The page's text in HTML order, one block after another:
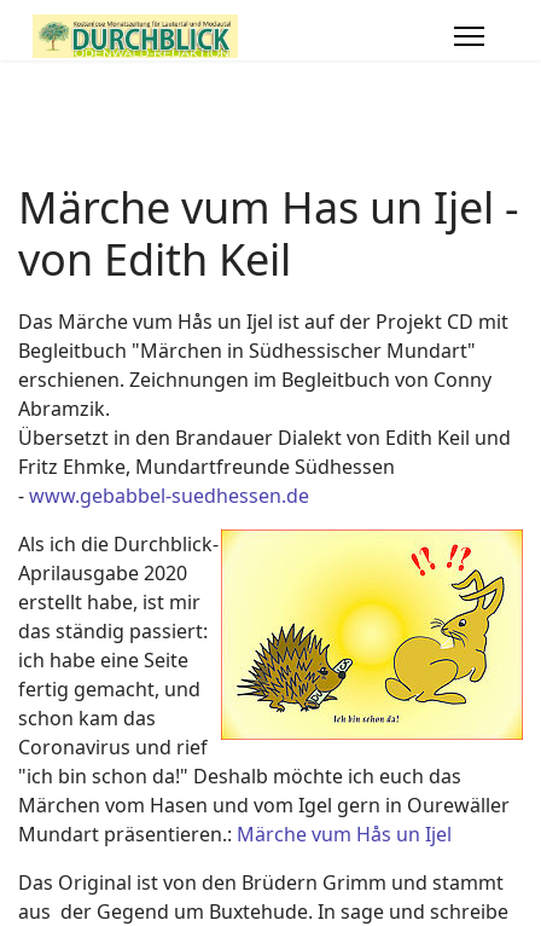
Märche vum Has un Ijel -
von Edith Keil
Das Märche vum Hås un Ijel ist auf der Projekt CD mit
Begleitbuch "Märchen in Südhessischer Mundart"
erschienen. Zeichnungen im Begleitbuch von Conny
Abramzik.
Übersetzt in den Brandauer Dialekt von Edith Keil und
Fritz Ehmke, Mundartfreunde Südhessen
-www.gebabbel-suedhessen.de
Als ich die Durchblick-
Aprilausgabe 2020
erstellt habe, ist mir
das ständig passiert:
ich habe eine Seite
fertig gemacht, und
schon kam das
Coronavirus und rief
"ich bin schon da!" Deshalb möchte ich euch das
Märchen vom Hasen und vom Igel gern in Ourewäller
Mundart präsentieren.: Märche vum Hås un Ijel
Das Original ist von den Brüdern Grimm und stammt
aus der Gegend um Buxtehude. In sage und schreibe